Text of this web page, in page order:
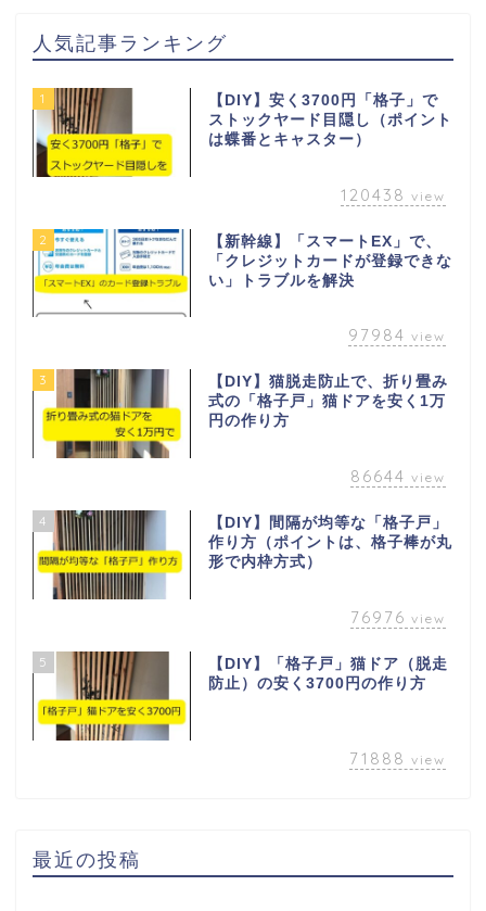
人気記事ランキング
1
【DIY】安く3700円「格子」で
ストックヤード目隠し（ポイント
は蝶番とキャスター）
120438 view
2
【新幹線】「スマートEX」で、
「クレジットカードが登録できな
い」トラブルを解決
97984 view
3
【DIY】猫脱走防止で、折り畳み
式の「格子戸」猫ドアを安く1万
円の作り方
86644 view
4
【DIY】間隔が均等な「格子戸」
作り方（ポイントは、格子棒が丸
形で内枠方式）
76976 view
5
【DIY】「格子戸」猫ドア（脱走
防止）の安く3700円の作り方
71888 view
最近の投稿